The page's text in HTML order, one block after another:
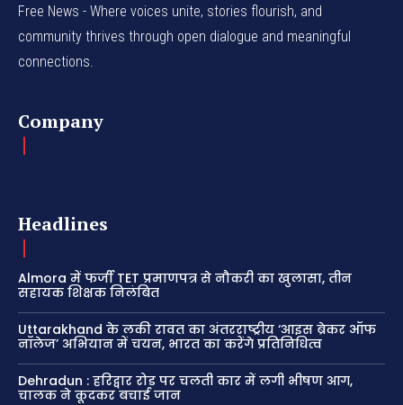
Free News - Where voices unite, stories flourish, and
community thrives through open dialogue and meaningful
connections.
Company
Headlines
Almora में फर्जी TET प्रमाणपत्र से नौकरी का खुलासा, तीन
सहायक शिक्षक निलंबित
Uttarakhand के लकी रावत का अंतरराष्ट्रीय ‘आइस ब्रेकर ऑफ
नॉलेज’ अभियान में चयन, भारत का करेंगे प्रतिनिधित्व
Dehradun : हरिद्वार रोड पर चलती कार में लगी भीषण आग,
चालक ने कूदकर बचाई जान